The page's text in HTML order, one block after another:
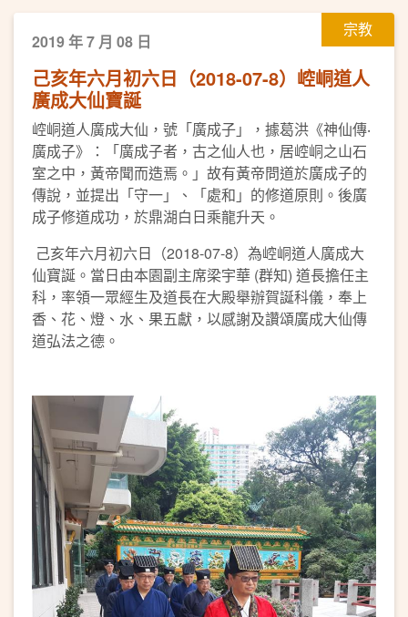
宗教
2019 年 7 月 08 日
己亥年六月初六日（2018-07-8）崆峒道人
廣成大仙寶誕
崆峒道人廣成大仙，號「廣成子」，據葛洪《神仙傳‧
廣成子》：「廣成子者，古之仙人也，居崆峒之山石
室之中，黃帝聞而造焉。」故有黃帝問道於廣成子的
傳說，並提出「守一」、「處和」的修道原則。後廣
成子修道成功，於鼎湖白日乘龍升天。
己亥年六月初六日（2018-07-8）為崆峒道人廣成大
仙寶誕。當日由本園副主席梁宇華 (群知) 道長擔任主
科，率領一眾經生及道長在大殿舉辦賀誕科儀，奉上
香、花、燈、水、果五獻，以感謝及讚頌廣成大仙傳
道弘法之德。